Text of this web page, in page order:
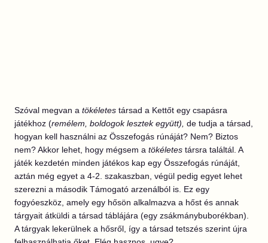
Szóval megvan a tökéletes társad a Kettőt egy csapásra
játékhoz (remélem, boldogok lesztek együtt), de tudja a társad,
hogyan kell használni az Összefogás rúnáját? Nem? Biztos
nem? Akkor lehet, hogy mégsem a tökéletes társra találtál. A
játék kezdetén minden játékos kap egy Összefogás rúnáját,
aztán még egyet a 4-2. szakaszban, végül pedig egyet lehet
szerezni a második Támogató arzenálból is. Ez egy
fogyóeszköz, amely egy hősön alkalmazva a hőst és annak
tárgyait átküldi a társad táblájára (egy zsákmánybuborékban).
A tárgyak lekerülnek a hősről, így a társad tetszés szerint újra